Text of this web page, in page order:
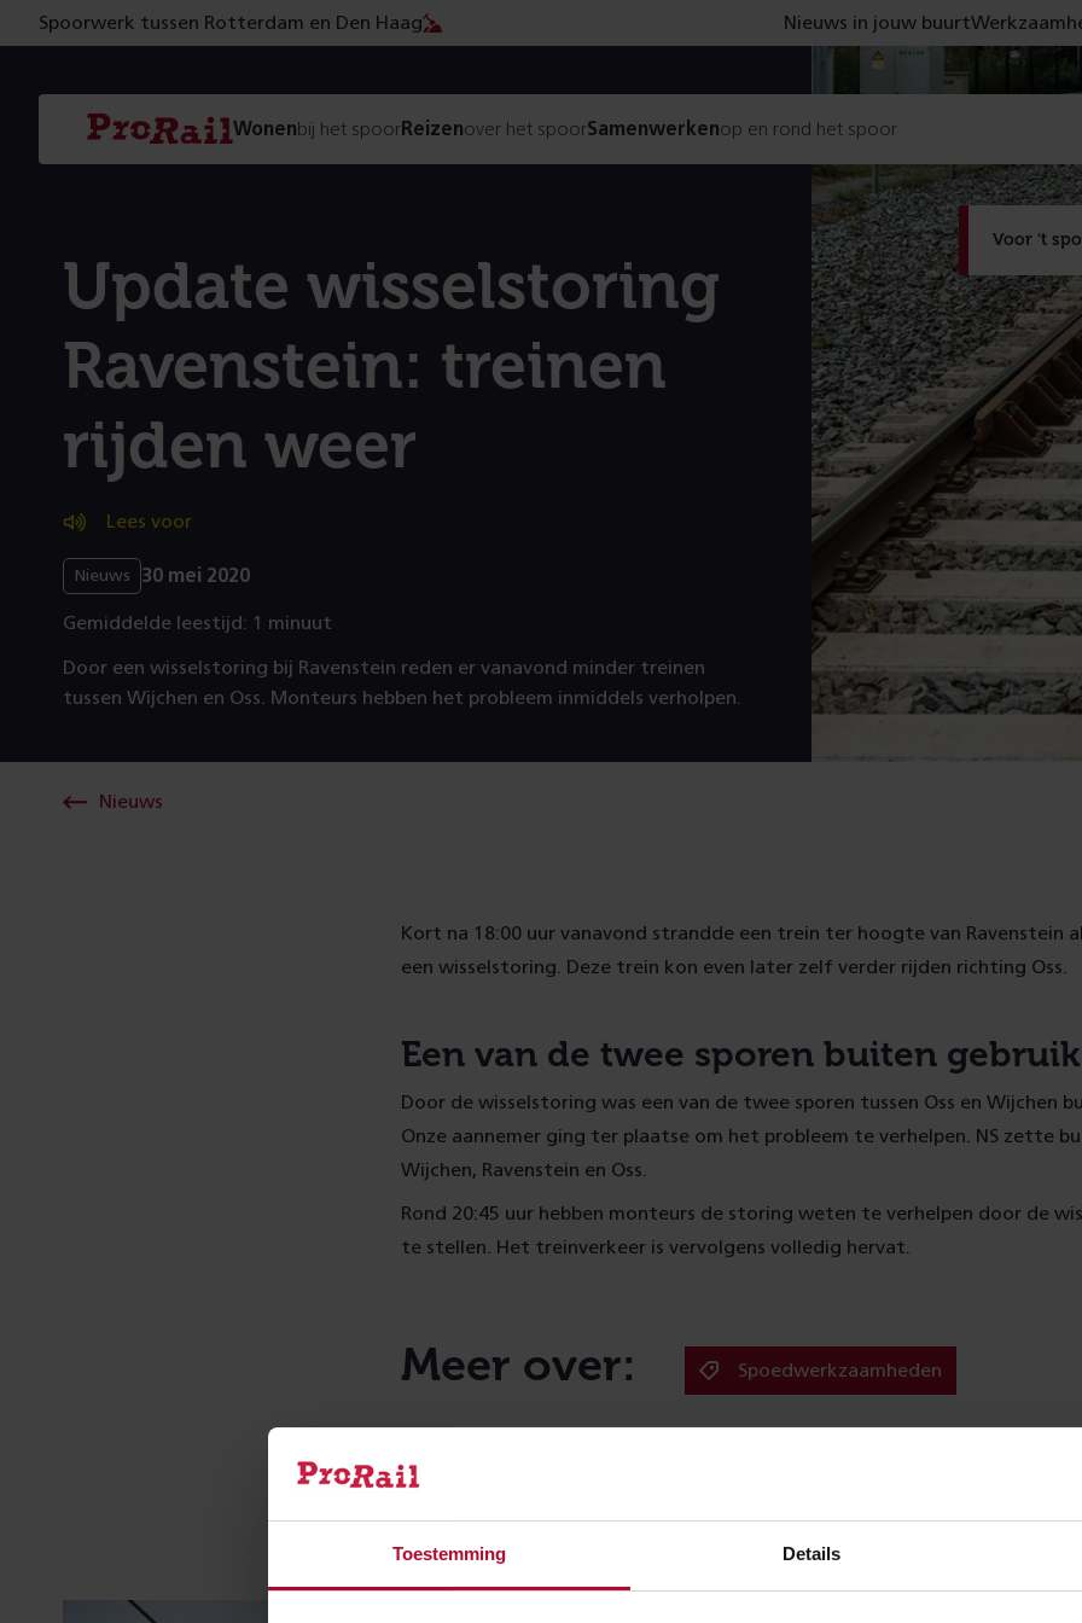
Toestemming Details
Voor 't
Spoorwerk tussen Rotterdam en Den Haag Nieuws in jouw buurt
Navigatie
Homepage
ProRail
Wonenbij het spoorReizenover het spoorSamenwerkenop en rond het spoor
Update wisselstoring
Ravenstein: treinen
rijden weer
Lees voor
Nieuws 30 mei 2020
Gemiddelde leestijd: 1 minuut
Door een wisselstoring bij Ravenstein reden er vanavond minder treinen
tussen Wijchen en Oss. Monteurs hebben het probleem inmiddels verholpen.
Nieuws
Kort na 18:00 uur vanavond strandde een trein ter hoogte van Ravenstein
een wisselstoring. Deze trein kon even later zelf verder rijden richting Oss.
Een van de twee sporen buiten gebruik
Door de wisselstoring was een van de twee sporen tussen Oss en Wijchen
Onze aannemer ging ter plaatse om het probleem te verhelpen. NS zette
Wijchen, Ravenstein en Oss.
Rond 20:45 uur hebben monteurs de storing weten te verhelpen door de
te stellen. Het treinverkeer is vervolgens volledig hervat.
Meer over: Spoedwerkzaamheden
Meer nieuws